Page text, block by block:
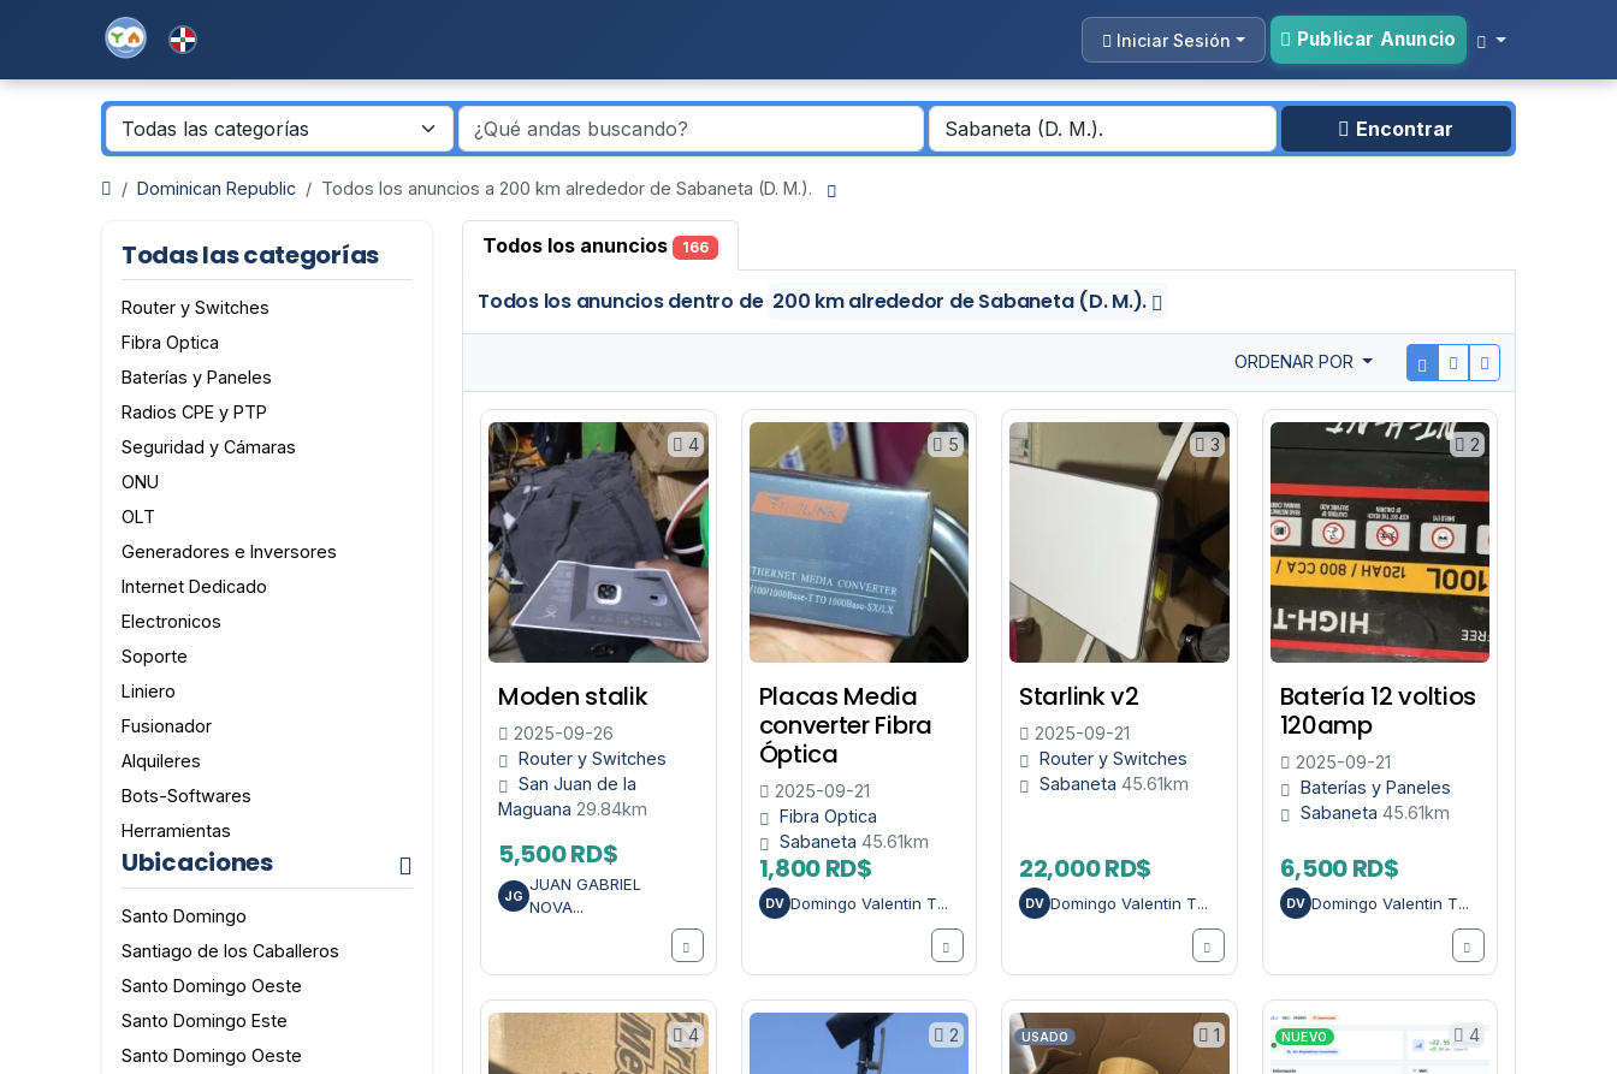
Iniciar Sesión Publicar Anuncio
Encontrar
Dominican Republic Todos los anuncios a 200 km alrededor de Sabaneta (D. M.).
Todas las categorías
Router y Switches
Fibra Optica
Baterías y Paneles
Radios CPE y PTP
Seguridad y Cámaras
ONU
OLT
Generadores e Inversores
Internet Dedicado
Electronicos
Soporte
Liniero
Fusionador
Alquileres
Bots-Softwares
Herramientas
Ubicaciones
Santo Domingo
Santiago de los Caballeros
Santo Domingo Oeste
Santo Domingo Este
Santo Domingo Oeste
Todos los anuncios 166
Todos los anunciosdentro de 200 km alrededor de Sabaneta (D. M.).
ORDENAR POR
4
Moden stalik
2025-09-26
Router y Switches
San Juan de la
Maguana 29.84km
5,500 RD$
JG
JUAN GABRIEL
NOVA...
5
Placas Media
converter Fibra
Óptica
2025-09-21
Fibra Optica
Sabaneta 45.61km
1,800 RD$
DV Domingo Valentin T...
3
Starlink v2
2025-09-21
Router y Switches
Sabaneta 45.61km
22,000 RD$
DV Domingo Valentin T...
2
Batería 12 voltios
120amp
2025-09-21
Baterías y Paneles
Sabaneta 45.61km
6,500 RD$
DV Domingo Valentin T...
4 2 1
USADO 4
NUEVO